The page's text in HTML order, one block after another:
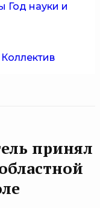
Год науки и
Коллектив
принял